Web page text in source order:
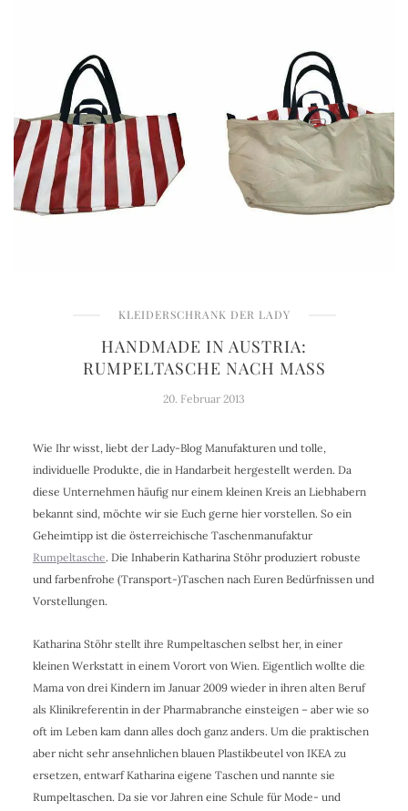
KLEIDERSCHRANK DER LADY
HANDMADE IN AUSTRIA:
RUMPELTASCHE NACH MASS
20. Februar 2013
Wie Ihr wisst, liebt der Lady-Blog Manufakturen und tolle,
individuelle Produkte, die in Handarbeit hergestellt werden. Da
diese Unternehmen häufig nur einem kleinen Kreis an Liebhabern
bekannt sind, möchte wir sie Euch gerne hier vorstellen. So ein
Geheimtipp ist die österreichische Taschenmanufaktur
Rumpeltasche. Die Inhaberin Katharina Stöhr produziert robuste
und farbenfrohe (Transport-)Taschen nach Euren Bedürfnissen und
Vorstellungen.
Katharina Stöhr stellt ihre Rumpeltaschen selbst her, in einer
kleinen Werkstatt in einem Vorort von Wien. Eigentlich wollte die
Mama von drei Kindern im Januar 2009 wieder in ihren alten Beruf
als Klinikreferentin in der Pharmabranche einsteigen – aber wie so
oft im Leben kam dann alles doch ganz anders. Um die praktischen
aber nicht sehr ansehnlichen blauen Plastikbeutel von IKEA zu
ersetzen, entwarf Katharina eigene Taschen und nannte sie
Rumpeltaschen. Da sie vor Jahren eine Schule für Mode- und